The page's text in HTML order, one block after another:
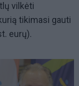
vilkėti
tikimasi gauti
eurų).